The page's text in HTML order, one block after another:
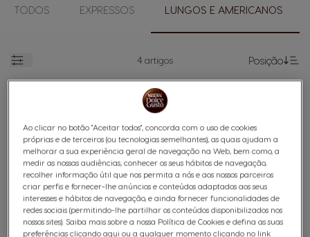
TODOS EXPRESSOS LUNGOS E AMERICANOS
4 artigos
Posição
NEO Americano 12 Cápsulas
Ao clicar no botão "Aceitar todos", concorda com o uso de cookies
próprias e de terceiros (ou tecnologias semelhantes), as quais ajudam a
melhorar a sua experiência geral de navegação na Web, bem como, a
medir as nossas audiências, conhecer os seus hábitos de navegação,
recolher informação útil que nos permita a nós e aos nossos parceiros
criar perfis e fornecer-lhe anúncios e conteúdos adaptados aos seus
interesses e hábitos de navegação, e ainda fornecer funcionalidades de
redes sociais (permitindo-lhe partilhar os conteúdos disponibilizados nos
nossos sites). Saiba mais sobre a nossa Política de Cookies e defina as suas
preferências clicando aqui ou a qualquer momento clicando no link